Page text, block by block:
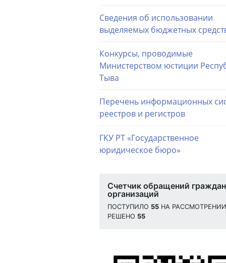
Сведения об использовании
выделяемых бюджетных
Конкурсы, проводимые
Министерством юстиции
Тыва
Перечень информационных
реестров и регистров
ГКУ РТ «Государственное
юридическое бюро»
Счетчик обращений
организаций
ПОСТУПИЛО 55 НА
РЕШЕНО 55